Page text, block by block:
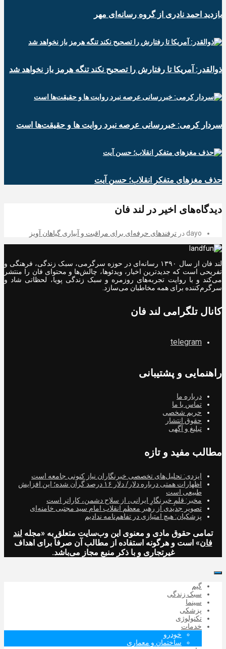
بازدید احمد نادری از گروه رسانه‌ای مهر
ذوالقدر: آمریکا تا رفتارش را تصحیح نکند تنگه هرمز باز نخواهد شد
سردار کرمی: خبررسانی عرصه نبرد روایت ها و حقیقت‌ها است
حذف مغزهای متفکر انقلاب؛ حسن آیت
دیدگاه‌های اخیر در لند فان
dayo در ترفندهای حرفه‌ای برای مراقبت و آبیاری گیاهان آویز
لند فان از سال ۱۳۹۰ رسانه‌ای در حوزه سرگرمی، سبک زندگی، فرهنگی و
تفریحی است که جدیدترین اخبار، ویدئوها، چالش‌ها و محتوای فان را منتشر
می‌کند و با روایت تجربه‌های روزمره و سبک زندگی پویا، لحظاتی شاد و
سرگرم‌کننده برای همه مخاطبان می‌سازد.
کانال تلگرامی لند فان
telegram
راهنمایی و پشتیبانی
درباره ما
تماس با ما
حریم شخصی
حقوق انتشار
تبلیغ و آگهی
مطالب مفید و تازه
ایزدی: تحلیل‌های تخصصی خبرنگاران نیاز کنونی جامعه است
اظهارات همتی درباره دلار/ دلار ۱۶ درصد گران شده؛ این افزایش
طبیعی است
مخبر: قلمِ خبرنگارِ ایرانی، از سلاح دشمن، کاراتر است
تصویر جدیدی از رهبر معظم انقلاب امام سید مجتبی خامنه‌ای
پزشکیان: هیچ امتیازی در تفاهم‌نامه ندادیم
تمامی حقوق مادی و معنوی این وب‌سایت متعلق به «مجله لند
فان» است و هرگونه استفاده از مطالب آن صرفاً برای اهداف
غیرتجاری و با ذکر منبع مجاز می‌باشد.
گیم
سبک زندگی
سینما
پزشکی
تکنولوژی
خدمات
خودرو
ساختمان و معماری